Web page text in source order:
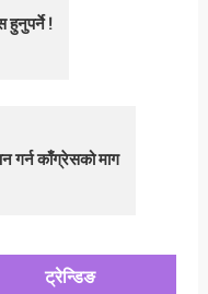
हुनुपर्ने !
गर्न काँग्रेसको माग
ट्रेन्डिङ